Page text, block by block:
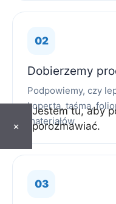
Dobierzemy
Podpowiemy, czy
koperta, taśma,
materiałów.
×
Jestem tu, aby
porozmawiać.